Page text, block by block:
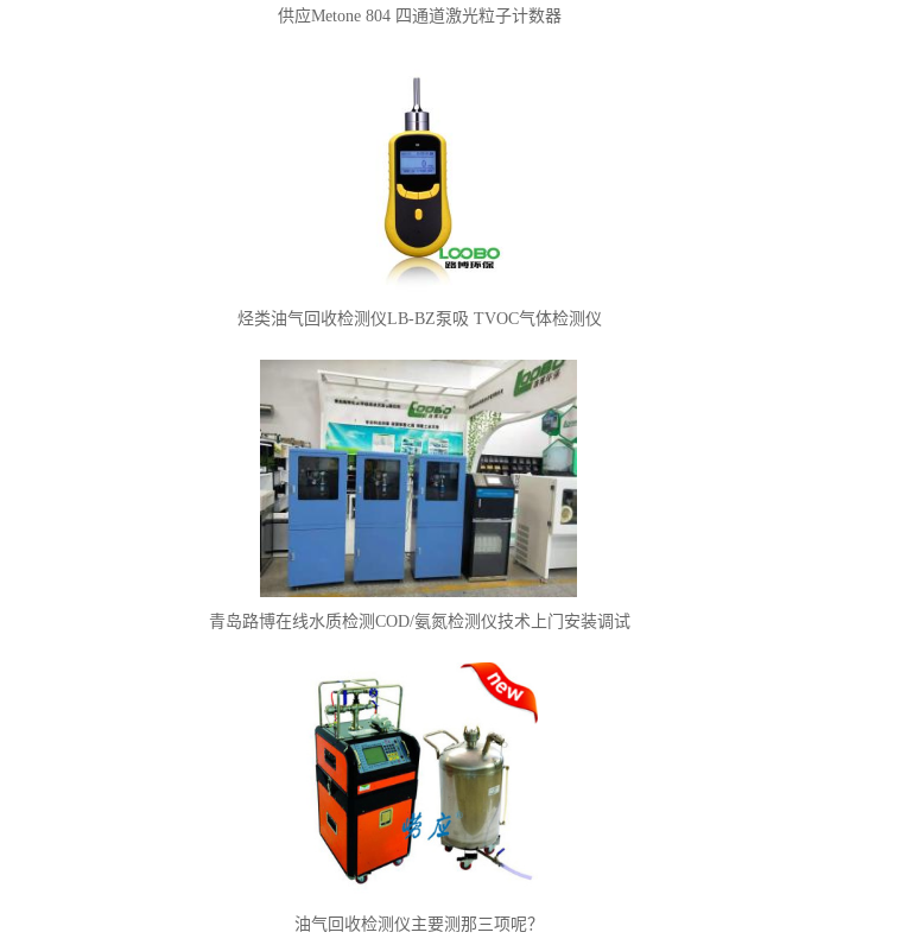
供应Metone 804 四通道激光粒子计数器
烃类油气回收检测仪LB-BZ泵吸 TVOC气体检测仪
青岛路博在线水质检测COD/氨氮检测仪技术上门安装调试
油气回收检测仪主要测那三项呢？